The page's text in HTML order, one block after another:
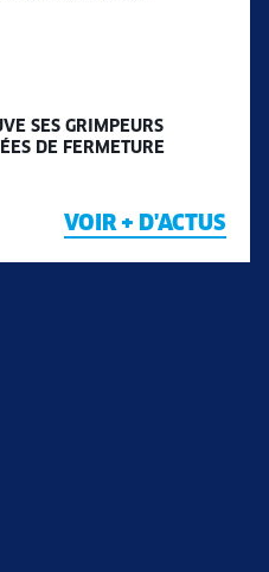
SES GRIMPEURS
DE FERMETURE
VOIR + D'ACTUS